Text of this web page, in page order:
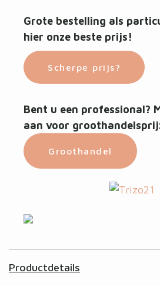
Grote bestelling als
hier onze beste prijs!
Scherpe prijs?
Bent u een professional?
aan voor
Groothandel
Productdetails